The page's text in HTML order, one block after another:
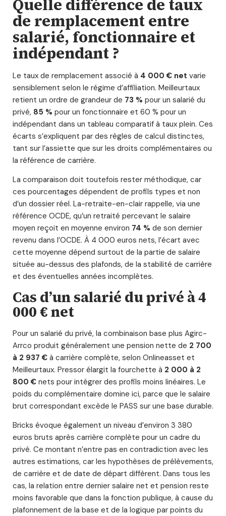
Quelle différence de taux
de remplacement entre
salarié, fonctionnaire et
indépendant ?
Le taux de remplacement associé à 4 000 € net varie
sensiblement selon le régime d’affiliation. Meilleurtaux
retient un ordre de grandeur de 73 % pour un salarié du
privé, 85 % pour un fonctionnaire et 60 % pour un
indépendant dans un tableau comparatif à taux plein. Ces
écarts s’expliquent par des règles de calcul distinctes,
tant sur l’assiette que sur les droits complémentaires ou
la référence de carrière.
La comparaison doit toutefois rester méthodique, car
ces pourcentages dépendent de profils types et non
d’un dossier réel. La-retraite-en-clair rappelle, via une
référence OCDE, qu’un retraité percevant le salaire
moyen reçoit en moyenne environ 74 % de son dernier
revenu dans l’OCDE. À 4 000 euros nets, l’écart avec
cette moyenne dépend surtout de la partie de salaire
située au-dessus des plafonds, de la stabilité de carrière
et des éventuelles années incomplètes.
Cas d’un salarié du privé à 4
000 € net
Pour un salarié du privé, la combinaison base plus Agirc-
Arrco produit généralement une pension nette de 2 700
à 2 937 € à carrière complète, selon Onlineasset et
Meilleurtaux. Pressor élargit la fourchette à 2 000 à 2
800 € nets pour intégrer des profils moins linéaires. Le
poids du complémentaire domine ici, parce que le salaire
brut correspondant excède le PASS sur une base durable.
Bricks évoque également un niveau d’environ 3 380
euros bruts après carrière complète pour un cadre du
privé. Ce montant n’entre pas en contradiction avec les
autres estimations, car les hypothèses de prélèvements,
de carrière et de date de départ diffèrent. Dans tous les
cas, la relation entre dernier salaire net et pension reste
moins favorable que dans la fonction publique, à cause du
plafonnement de la base et de la logique par points du